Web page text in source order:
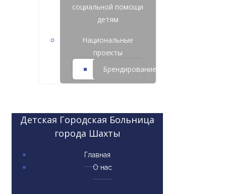
социальной помощи
детям
Национальные
проекты
Брендирование
Детская Городская Больница
города Шахты
Главная
О нас